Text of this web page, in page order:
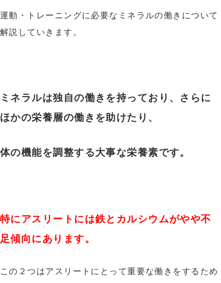
運動・トレーニングに必要なミネラルの働きについて
解説していきます。
ミネラルは独自の働きを持っており、さらに
ほかの栄養層の働きを助けたり、
体の機能を調整する大事な栄養素です。
特にアスリートには鉄とカルシウムがやや不
足傾向にあります。
この２つはアスリートにとって重要な働きをするため